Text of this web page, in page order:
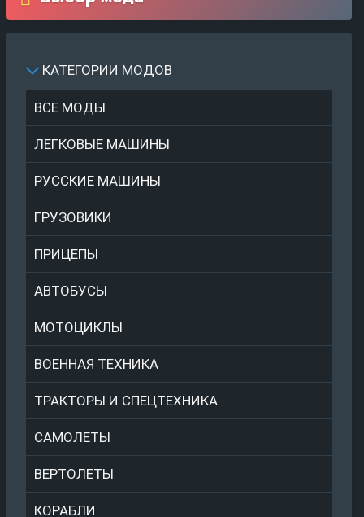
КАТЕГОРИИ МОДОВ
ВСЕ МОДЫ
ЛЕГКОВЫЕ МАШИНЫ
РУССКИЕ МАШИНЫ
ГРУЗОВИКИ
ПРИЦЕПЫ
АВТОБУСЫ
МОТОЦИКЛЫ
ВОЕННАЯ ТЕХНИКА
ТРАКТОРЫ И СПЕЦТЕХНИКА
САМОЛЕТЫ
ВЕРТОЛЕТЫ
КОРАБЛИ